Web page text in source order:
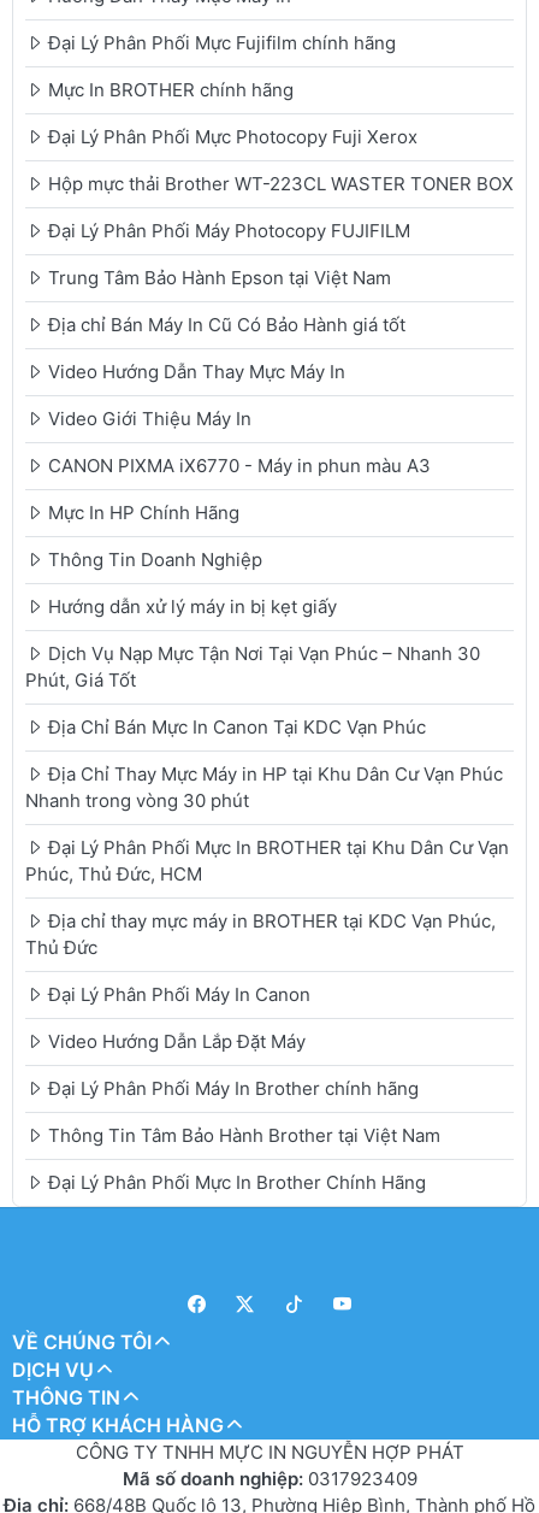
Đại Lý Phân Phối Mực Fujifilm chính hãng
Mực In BROTHER chính hãng
Đại Lý Phân Phối Mực Photocopy Fuji Xerox
Hộp mực thải Brother WT-223CL WASTER TONER BOX
Đại Lý Phân Phối Máy Photocopy FUJIFILM
Trung Tâm Bảo Hành Epson tại Việt Nam
Địa chỉ Bán Máy In Cũ Có Bảo Hành giá tốt
Video Hướng Dẫn Thay Mực Máy In
Video Giới Thiệu Máy In
CANON PIXMA iX6770 - Máy in phun màu A3
Mực In HP Chính Hãng
Thông Tin Doanh Nghiệp
Hướng dẫn xử lý máy in bị kẹt giấy
Dịch Vụ Nạp Mực Tận Nơi Tại Vạn Phúc – Nhanh 30
Phút, Giá Tốt
Địa Chỉ Bán Mực In Canon Tại KDC Vạn Phúc
Địa Chỉ Thay Mực Máy in HP tại Khu Dân Cư Vạn Phúc
Nhanh trong vòng 30 phút
Đại Lý Phân Phối Mực In BROTHER tại Khu Dân Cư Vạn
Phúc, Thủ Đức, HCM
Địa chỉ thay mực máy in BROTHER tại KDC Vạn Phúc,
Thủ Đức
Đại Lý Phân Phối Máy In Canon
Video Hướng Dẫn Lắp Đặt Máy
Đại Lý Phân Phối Máy In Brother chính hãng
Thông Tin Tâm Bảo Hành Brother tại Việt Nam
Đại Lý Phân Phối Mực In Brother Chính Hãng
VỀ CHÚNG TÔI
DỊCH VỤ
THÔNG TIN
HỖ TRỢ KHÁCH HÀNG
CÔNG TY TNHH MỰC IN NGUYỄN HỢP PHÁT
Mã số doanh nghiệp: 0317923409
Địa chỉ: 668/48B Quốc lộ 13, Phường Hiệp Bình, Thành phố Hồ